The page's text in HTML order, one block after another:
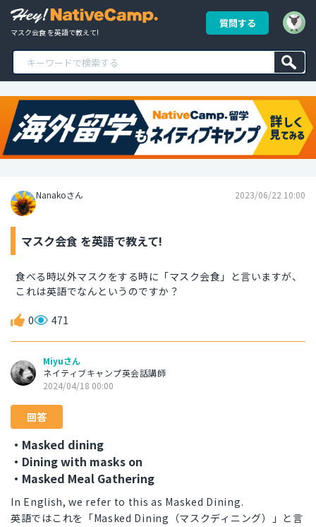
マスク会食 を英語で教えて!
質問する
Nanakoさん 2023/06/22 10:00
マスク会食 を英語で教えて!
食べる時以外マスクをする時に「マスク会食」と言いますが、
これは英語でなんというのですか？
0 471
Miyuさん
ネイティブキャンプ英会話講師
2024/04/18 00:00
回答
・Masked dining
・Dining with masks on
・Masked Meal Gathering
In English, we refer to this as Masked Dining.
英語ではこれを「Masked Dining（マスクディニング）」と言